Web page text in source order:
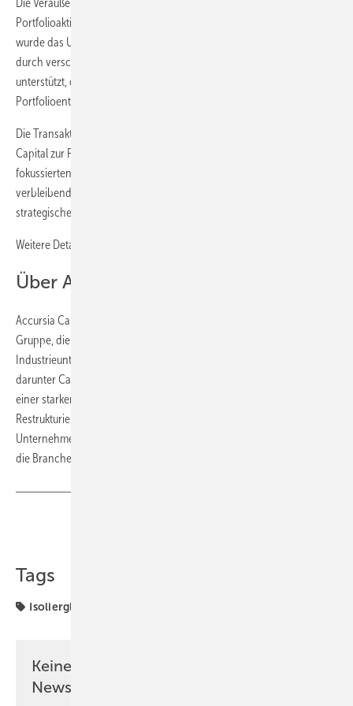
Portfolioaktivitäten von Accursia Capital. Während der Haltedauer
wurde das Unternehmen innerhalb seines industriellen Umfelds
durch verschiedene operative und funktionale Maßnahmen
unterstützt, die in den übergeordneten Kontext der
Portfolioentwicklung eingebettet waren, so der Investor.
Die Transaktion steht im Einklang mit dem aktiven Ansatz von Accursia
Capital zur Portfolioallokation und -steuerung. Sie ermöglicht einen
fokussierten Einsatz von Kapital und Ressourcen für die
verbleibenden Industriebeteiligungen innerhalb des aktuellen
strategischen und operativen Rahmens, so das Unternehmen.
Weitere Details findet man
Über Accursia Capital
Accursia Capital ist eine in München ansässige Private-Equity-
Gruppe, die sich auf den Erwerb und die Weiterentwicklung von
Industrieunternehmen in Sondersituationen spezialisiert hat –
darunter Carve-outs aus Konzernen und Turnaround-Situationen. Mit
einer starken Erfolgsbilanz in der operativen Wertschöpfung und
Restrukturierung verwaltet Accursia Capital ein diversifiziertes
Unternehmensportfolio in ganz Europa, mit besonderem Fokus auf
die Branchen Automotive, Maschinenbau und Industriematerialien.
Tags
Isoliergläser
Keine Zeit? Kein Problem mit dem GW
Newsletter!